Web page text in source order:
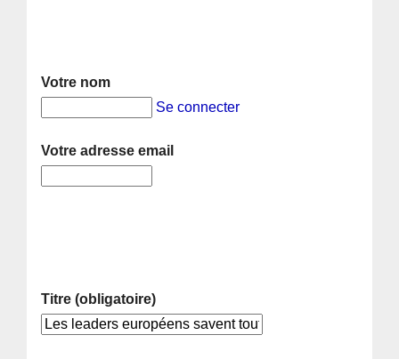
Votre nom
Se connecter
Votre adresse email
Titre (obligatoire)